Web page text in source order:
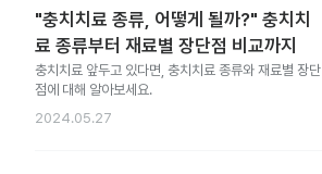
"충치치료 종류, 어떻게 될까?" 충치치
료 종류부터 재료별 장단점 비교까지
충치치료 앞두고 있다면, 충치치료 종류와 재료별 장단
점에 대해 알아보세요.
2024.05.27